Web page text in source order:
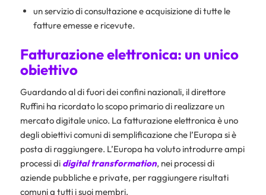
un servizio di consultazione e acquisizione di tutte le
fatture emesse e ricevute.
Fatturazione elettronica: un unico
obiettivo
Guardando al di fuori dei confini nazionali, il direttore
Ruffini ha ricordato lo scopo primario di realizzare un
mercato digitale unico. La fatturazione elettronica è uno
degli obiettivi comuni di semplificazione che l’Europa si è
posta di raggiungere. L’Europa ha voluto introdurre ampi
processi di digital transformation, nei processi di
aziende pubbliche e private, per raggiungere risultati
comuni a tutti i suoi membri.